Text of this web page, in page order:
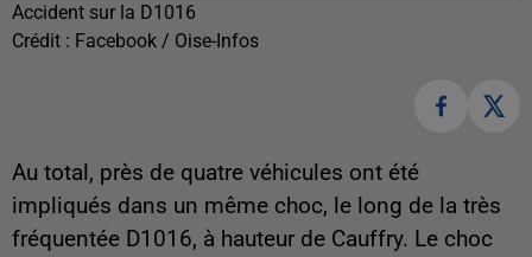
Accident sur la D1016
Crédit : Facebook / Oise-Infos
Au total, près de quatre véhicules ont été
impliqués dans un même choc, le long de la très
fréquentée D1016, à hauteur de Cauffry. Le choc